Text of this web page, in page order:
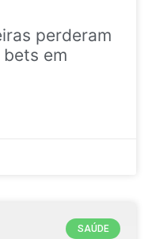
perderam
em
SAÚDE